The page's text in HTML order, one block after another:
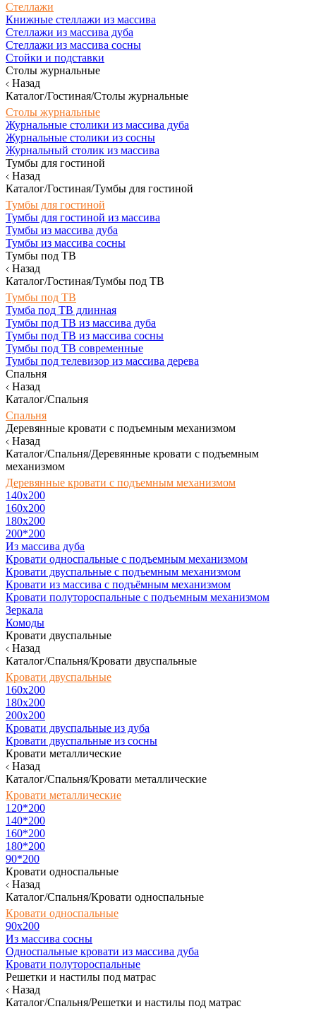
Стеллажи
Книжные стеллажи из массива
Стеллажи из массива дуба
Стеллажи из массива сосны
Стойки и подставки
Столы журнальные
Назад
Каталог/Гостиная/Столы журнальные
Столы журнальные
Журнальные столики из массива дуба
Журнальные столики из сосны
Журнальный столик из массива
Тумбы для гостиной
Назад
Каталог/Гостиная/Тумбы для гостиной
Тумбы для гостиной
Тумбы для гостиной из массива
Тумбы из массива дуба
Тумбы из массива сосны
Тумбы под ТВ
Назад
Каталог/Гостиная/Тумбы под ТВ
Тумбы под ТВ
Тумба под ТВ длинная
Тумбы под ТВ из массива дуба
Тумбы под ТВ из массива сосны
Тумбы под ТВ современные
Тумбы под телевизор из массива дерева
Спальня
Назад
Каталог/Спальня
Спальня
Деревянные кровати с подъемным механизмом
Назад
Каталог/Спальня/Деревянные кровати с подъемным
механизмом
Деревянные кровати с подъемным механизмом
140x200
160х200
180х200
200*200
Из массива дуба
Кровати односпальные с подъемным механизмом
Кровати двуспальные с подъемным механизмом
Кровати из массива с подъёмным механизмом
Кровати полутороспальные с подъемным механизмом
Зеркала
Комоды
Кровати двуспальные
Назад
Каталог/Спальня/Кровати двуспальные
Кровати двуспальные
160х200
180x200
200x200
Кровати двуспальные из дуба
Кровати двуспальные из сосны
Кровати металлические
Назад
Каталог/Спальня/Кровати металлические
Кровати металлические
120*200
140*200
160*200
180*200
90*200
Кровати односпальные
Назад
Каталог/Спальня/Кровати односпальные
Кровати односпальные
90х200
Из массива сосны
Односпальные кровати из массива дуба
Кровати полутороспальные
Решетки и настилы под матрас
Назад
Каталог/Спальня/Решетки и настилы под матрас